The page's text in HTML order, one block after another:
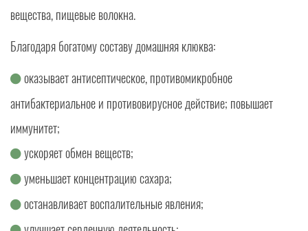
вещества, пищевые волокна.
Благодаря богатому составу домашняя клюква:
оказывает антисептическое, противомикробное
антибактериальное и противовирусное действие; повышает
иммунитет;
ускоряет обмен веществ;
уменьшает концентрацию сахара;
останавливает воспалительные явления;